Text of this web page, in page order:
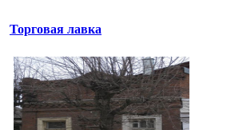
Торговая лавка